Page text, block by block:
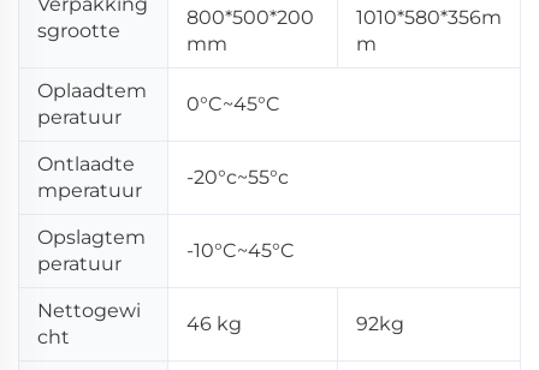
sgrootte
800*500*200
mm
1010*580*356m
m
Oplaadtem
peratuur
0°C~45°C
Ontlaadte
mperatuur
-20°c~55°c
Opslagtem
peratuur
-10°C~45°C
Nettogewi
cht
46 kg 92kg